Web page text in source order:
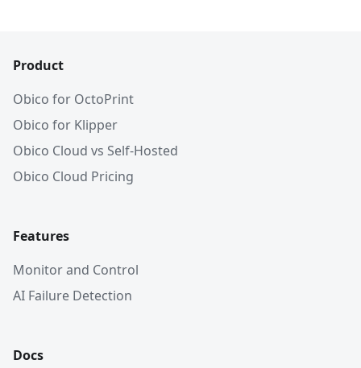
Product
Obico for OctoPrint
Obico for Klipper
Obico Cloud vs Self-Hosted
Obico Cloud Pricing
Features
Monitor and Control
AI Failure Detection
Docs